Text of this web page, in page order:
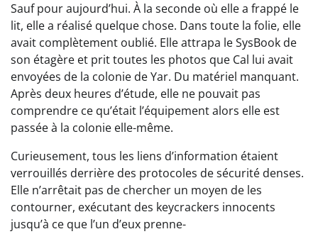
Sauf pour aujourd’hui. À la seconde où elle a frappé le
lit, elle a réalisé quelque chose. Dans toute la folie, elle
avait complètement oublié. Elle attrapa le SysBook de
son étagère et prit toutes les photos que Cal lui avait
envoyées de la colonie de Yar. Du matériel manquant.
Après deux heures d’étude, elle ne pouvait pas
comprendre ce qu’était l’équipement alors elle est
passée à la colonie elle-même.
Curieusement, tous les liens d’information étaient
verrouillés derrière des protocoles de sécurité denses.
Elle n’arrêtait pas de chercher un moyen de les
contourner, exécutant des keycrackers innocents
jusqu’à ce que l’un d’eux prenne-